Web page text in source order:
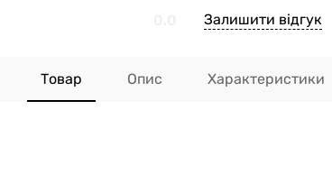
Залишити відгук
Товар Опис Характеристики